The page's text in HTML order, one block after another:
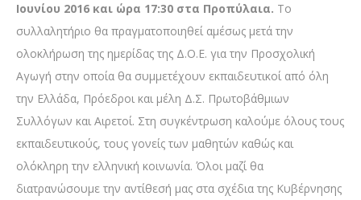
Ιουνίου 2016 και ώρα 17:30 στα Προπύλαια. Το
συλλαλητήριο θα πραγματοποιηθεί αμέσως μετά την
ολοκλήρωση της ημερίδας της Δ.Ο.Ε. για την Προσχολική
Αγωγή στην οποία θα συμμετέχουν εκπαιδευτικοί από όλη
την Ελλάδα, Πρόεδροι και μέλη Δ.Σ. Πρωτοβάθμιων
Συλλόγων και Αιρετοί. Στη συγκέντρωση καλούμε όλους τους
εκπαιδευτικούς, τους γονείς των μαθητών καθώς και
ολόκληρη την ελληνική κοινωνία. Όλοι μαζί θα
διατρανώσουμε την αντίθεσή μας στα σχέδια της Κυβέρνησης